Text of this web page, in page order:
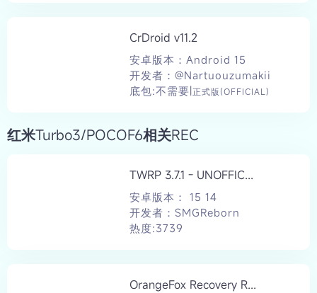
CrDroid v11.2
安卓版本：Android 15
开发者：@Nartuouzumakii
底包:不需要|正式版(OFFICIAL)
红米Turbo3/POCOF6相关REC
TWRP 3.7.1 - UNOFFIC...
安卓版本： 15 14
开发者：SMGReborn
热度:3739
OrangeFox Recovery R...